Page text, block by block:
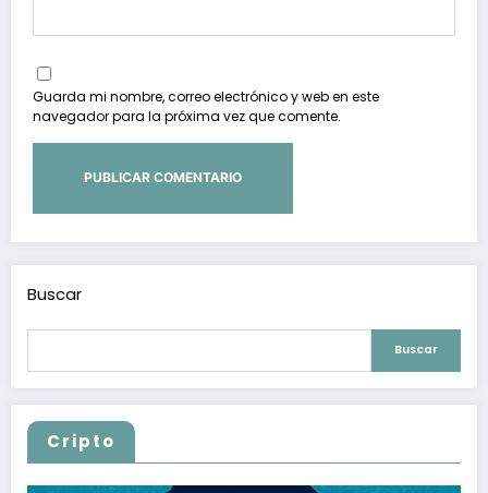
Guarda mi nombre, correo electrónico y web en este
navegador para la próxima vez que comente.
Buscar
Buscar
Cripto